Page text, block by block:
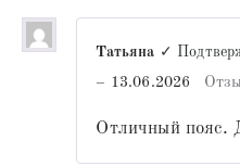
Татьяна ✓
– 13.06.2026
Отличный пояс.